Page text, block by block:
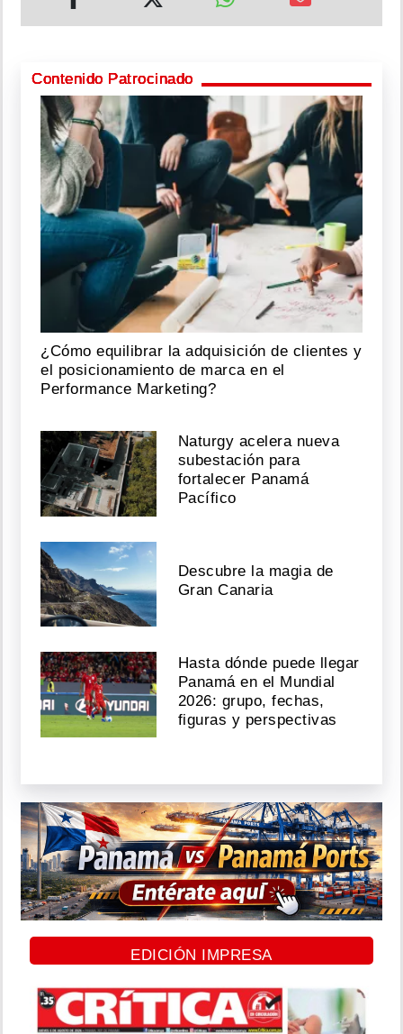
Contenido Patrocinado
¿Cómo equilibrar la adquisición de clientes y
el posicionamiento de marca en el
Performance Marketing?
Naturgy acelera nueva
subestación para
fortalecer Panamá
Pacífico
Descubre la magia de
Gran Canaria
Hasta dónde puede llegar
Panamá en el Mundial
2026: grupo, fechas,
figuras y perspectivas
EDICIÓN IMPRESA